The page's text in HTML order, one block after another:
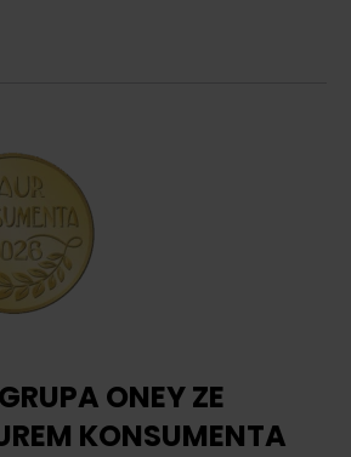
ONEY ZE
KONSUMENTA